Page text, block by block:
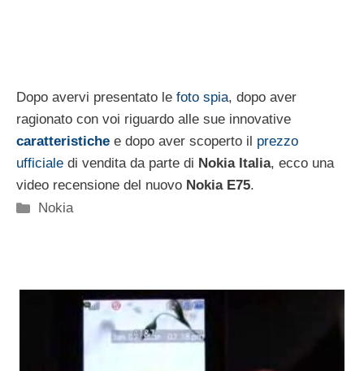
Dopo avervi presentato le foto spia, dopo aver
ragionato con voi riguardo alle sue innovative
caratteristiche e dopo aver scoperto il prezzo
ufficiale di vendita da parte di Nokia Italia, ecco una
video recensione del nuovo Nokia E75.
Categorie
Nokia